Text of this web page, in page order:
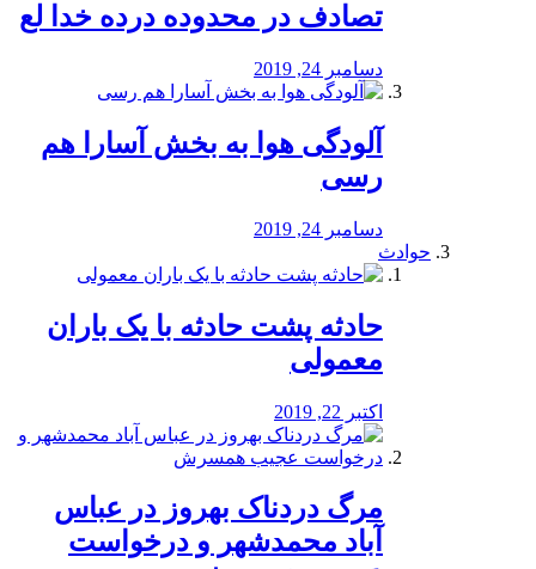
تصادف در محدوده درده خدا لع
دسامبر 24, 2019
آلودگی هوا به بخش آسارا هم
رسی
دسامبر 24, 2019
حوادث
️حادثه پشت حادثه با یک باران
معمولی
اکتبر 22, 2019
مرگ دردناک بهروز در عباس
آباد محمدشهر و درخواست